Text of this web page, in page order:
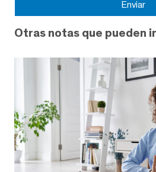
Otras notas que pueden